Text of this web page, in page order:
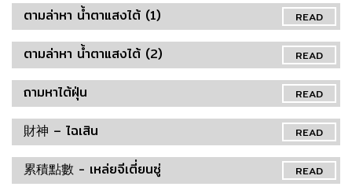
READ
ตามล่าหา น้ำตาแสงไต้ (1)
READ
ตามล่าหา น้ำตาแสงไต้ (2)
READ
ถามหาไต้ฝุ่น
READ
財神 – ไฉเสิน
READ
累積點數 - เหล่ยจีเตี่ยนซู่